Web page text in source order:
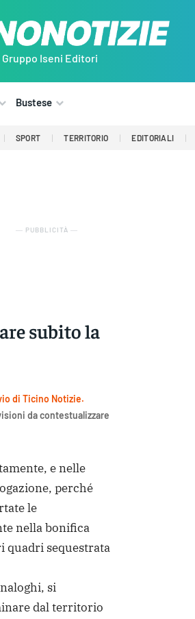
Gruppo Iseni Editori
Bustese
SPORT TERRITORIO EDITORIALI
― PUBBLICITÀ ―
subito la
di Ticino Notizie.
da contestualizzare
e nelle
perché
le
nella bonifica
quadri sequestrata
si
dal territorio